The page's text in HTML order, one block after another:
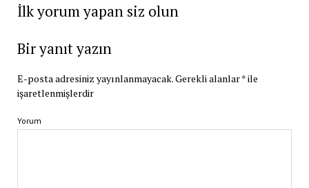
İlk yorum yapan siz olun
Bir yanıt yazın
E-posta adresiniz yayınlanmayacak.Gerekli alanlar*ile
işaretlenmişlerdir
Yorum